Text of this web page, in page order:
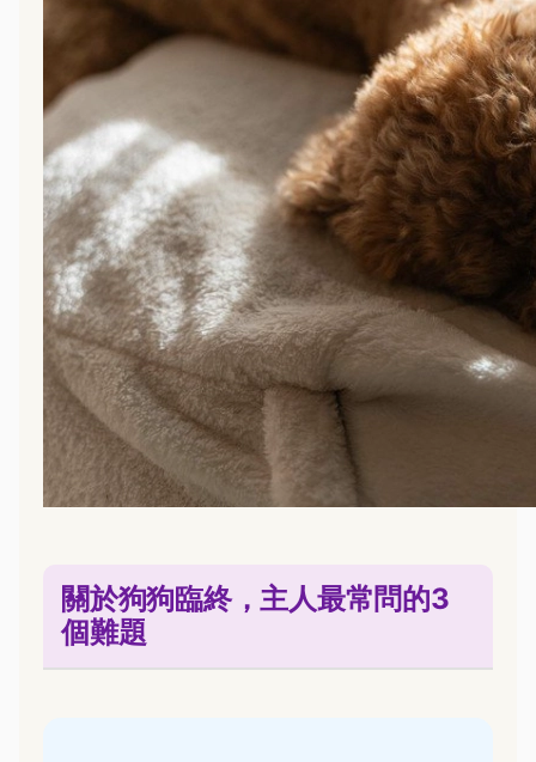
關於狗狗臨終，主人最常問的3
個難題